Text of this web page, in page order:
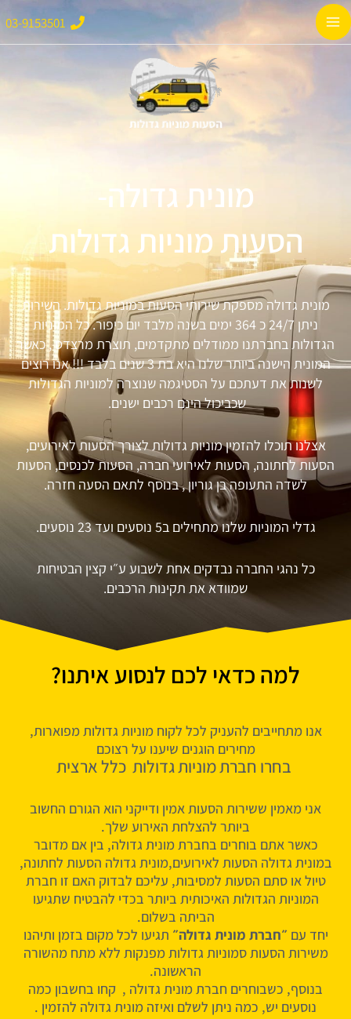
דילוג
לתוכןMain
Menu
03-9153501
מונית גדולה-
הסעות מוניות גדולות
מונית גדולה מספקת שירותי הסעות במוניות גדולות. השירות
ניתן 24/7 כ 364 ימים בשנה מלבד יום כיפור. כל המוניות
הגדולות בחברתנו ממודלים מתקדמים, תוצרת מרצדס , כאשר
המונית הישנה ביותר שלנו היא בת 3 שנים בלבד !!! אנו רוצים
לשנות את דעתכם על הסטיגמה שנוצרה למוניות הגדולות
שכביכול הינם רכבים ישנים.
אצלנו תוכלו להזמין מוניות גדולות לצורך הסעות לאירועים,
הסעות לחתונה, הסעות לאירועי חברה, הסעות לכנסים, הסעות
לשדה התעופה בן גוריון , בנוסף לתאם הסעה חזרה.
גדלי המוניות שלנו מתחילים ב5 נוסעים ועד 23 נוסעים.
כל נהגי החברה נבדקים אחת לשבוע ע״י קצין הבטיחות
שמוודא את תקינות הרכבים.
למה כדאי לכם לנסוע איתנו?
אנו מתחייבים להעניק לכל לקוח מוניות גדולות מפוארות,
מחירים הוגנים שיענו על רצוכם
בחרו חברת מוניות גדולות כלל ארצית
אני מאמין ששירות הסעות אמין ודייקני הוא הגורם החשוב
ביותר להצלחת האירוע שלך.
כאשר אתם בוחרים בחברת מונית גדולה, בין אם מדובר
במונית גדולה הסעות לאירועים,מונית גדולה הסעות לחתונה,
טיול או סתם הסעות למסיבות, עליכם לבדוק האם זו חברת
המוניות הגדולות האיכותית ביותר בכדי להבטיח שתגיעו
הביתה בשלום.
יחד עם ״חברת מונית גדולה״ תגיעו לכל מקום בזמן ותיהנו
משירות הסעות סמוניות גדולות מפנקות ללא מתח מהשורה
הראשונה.
בנוסף, כשבוחרים חברת מונית גדולה , קחו בחשבון כמה
נוסעים יש, כמה ניתן לשלם ואיזה מונית גדולה להזמין .